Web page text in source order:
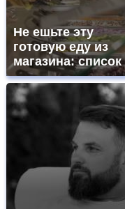
Не ешьте эту
готовую еду из
магазина: список